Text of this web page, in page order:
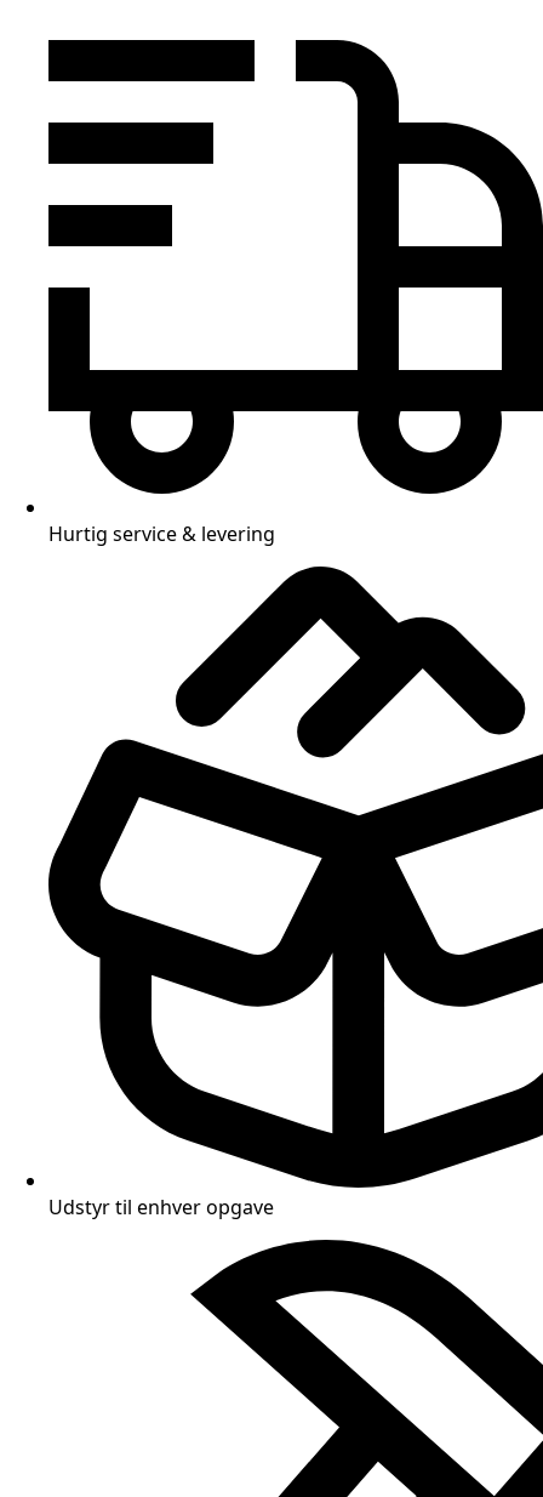
Hurtig service & levering
Udstyr til enhver opgave